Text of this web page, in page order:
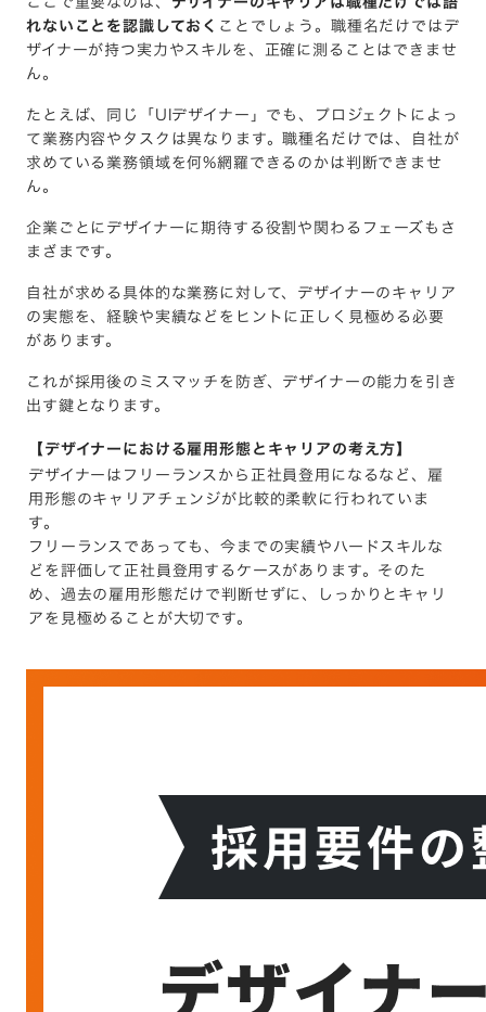
れないことを認識しておく ことでしょう。職種名だけではデ
ザイナーが持つ実力やスキルを、正確に測ることはできませ
ん。
たとえば、同じ「UIデザイナー」でも、プロジェクトによっ
て業務内容やタスクは異なります。職種名だけでは、自社が
求めている業務領域を何%網羅できるのかは判断できませ
ん。
企業ごとにデザイナーに期待する役割や関わるフェーズもさ
まざまです。
自社が求める具体的な業務に対して、デザイナーのキャリア
の実態を、経験や実績などをヒントに正しく見極める必要
があります。
これが採用後のミスマッチを防ぎ、デザイナーの能力を引き
出す鍵となります。
【デザイナーにおける雇用形態とキャリアの考え方】
デザイナーはフリーランスから正社員登用になるなど、雇
用形態のキャリアチェンジが比較的柔軟に行われていま
す。
フリーランスであっても、今までの実績やハードスキルな
どを評価して正社員登用するケースがあります。そのた
め、過去の雇用形態だけで判断せずに、しっかりとキャリ
アを見極めることが大切です。